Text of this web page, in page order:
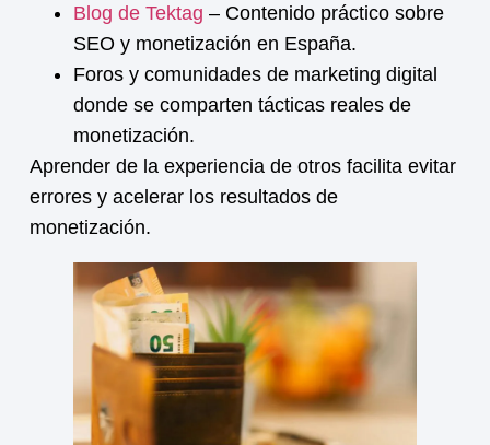
Blog de Tektag – Contenido práctico sobre
SEO y monetización en España.
Foros y comunidades de marketing digital
donde se comparten tácticas reales de
monetización.
Aprender de la experiencia de otros facilita evitar
errores y acelerar los resultados de
monetización.